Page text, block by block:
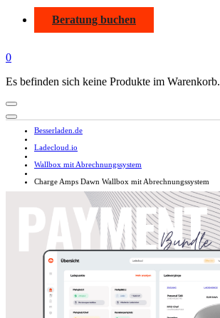
Beratung buchen
0
Es befinden sich keine Produkte im Warenkorb.
Besserladen.de
Ladecloud.io
Wallbox mit Abrechnungssystem
Charge Amps Dawn Wallbox mit Abrechnungssystem